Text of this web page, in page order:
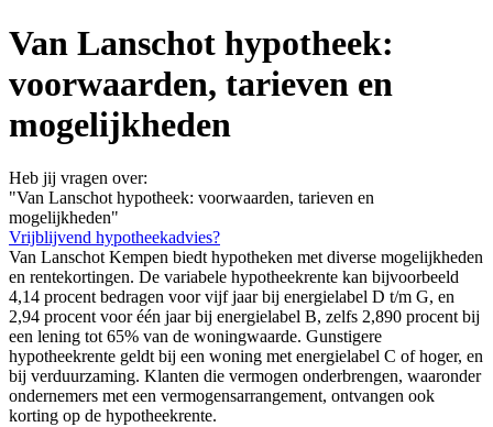
Van Lanschot hypotheek:
voorwaarden, tarieven en
mogelijkheden
Heb jij vragen over:
"Van Lanschot hypotheek: voorwaarden, tarieven en
mogelijkheden"
Vrijblijvend hypotheekadvies?
Van Lanschot Kempen biedt hypotheken met diverse mogelijkheden
en rentekortingen. De variabele hypotheekrente kan bijvoorbeeld
4,14 procent bedragen voor vijf jaar bij energielabel D t/m G, en
2,94 procent voor één jaar bij energielabel B, zelfs 2,890 procent bij
een lening tot 65% van de woningwaarde. Gunstigere
hypotheekrente geldt bij een woning met energielabel C of hoger, en
bij verduurzaming. Klanten die vermogen onderbrengen, waaronder
ondernemers met een vermogensarrangement, ontvangen ook
korting op de hypotheekrente.